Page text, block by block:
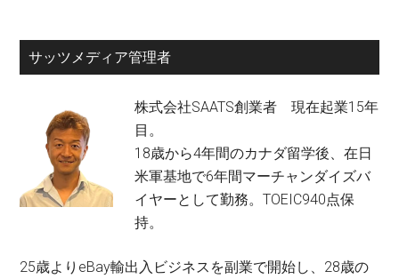
サッツメディア管理者
株式会社SAATS創業者 現在起業15年
目。
18歳から4年間のカナダ留学後、在日
米軍基地で6年間マーチャンダイズバ
イヤーとして勤務。TOEIC940点保
持。
25歳よりeBay輸出入ビジネスを副業で開始し、28歳の